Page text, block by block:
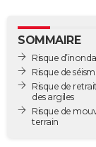
GUIDES D'ACHAT
BONS PLANS
CARTE DE VOEUX
Carte de Noël
Carte Bonne année
Carte Saint-Valentin
Carte Pâques
Carte d'anniversaire
SOMMAIRE
Risque
Risque de
Risque de
des argiles
Risque de
terrain